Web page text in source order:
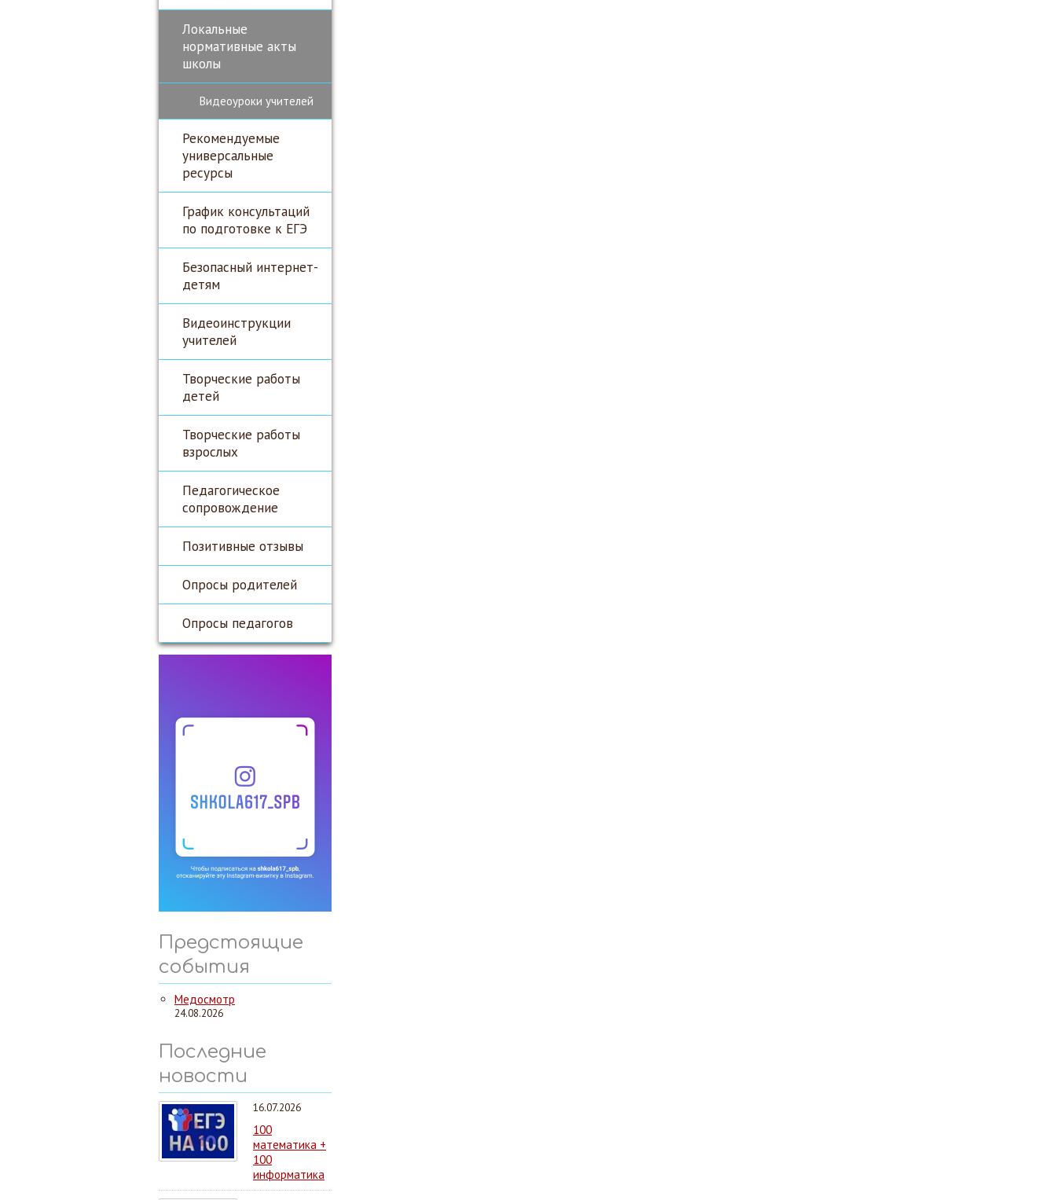
Локальные
нормативные акты
школы
Видеоуроки учителей
Рекомендуемые
универсальные
ресурсы
График консультаций
по подготовке к ЕГЭ
Безопасный интернет-
детям
Видеоинструкции
учителей
Творческие работы
детей
Творческие работы
взрослых
Педагогическое
сопровождение
Позитивные отзывы
Опросы родителей
Опросы педагогов
Предстоящие
события
Медосмотр
24.08.2026
Последние
новости
16.07.2026
100
математика +
100
информатика